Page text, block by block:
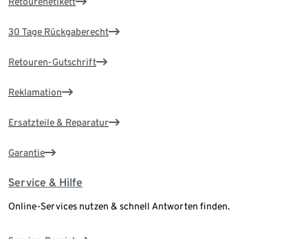
30 Tage Rückgaberecht
Retouren-Gutschrift
Reklamation
Ersatzteile & Reparatur
Garantie
Service & Hilfe
Online-Services nutzen & schnell Antworten finden.